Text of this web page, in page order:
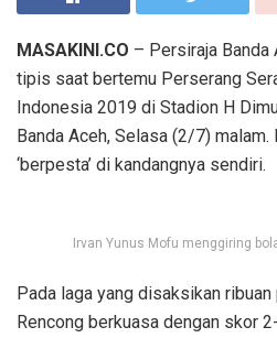
MASAKINI.CO – Persiraja Banda
tipis saat bertemu Perserang
Indonesia 2019 di Stadion H
Banda Aceh, Selasa (2/7)
‘berpesta’ di kandangnya sendiri.
Irvan Yunus Mofu menggiring
Pada laga yang disaksikan
Rencong berkuasa dengan skor